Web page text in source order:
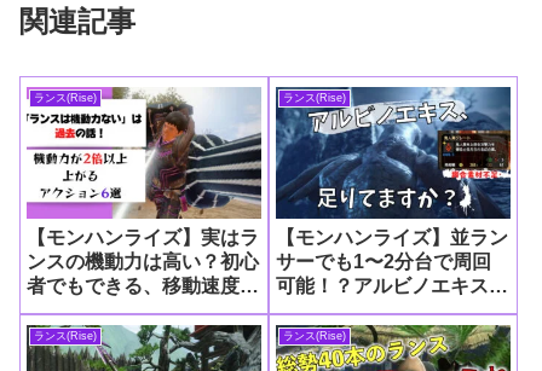
関連記事
ランス(Rise)
【モンハンライズ】実はラ
ンスの機動力は高い？初心
者でもできる、移動速度の
遅さを手軽に補えるアクシ
ョン6選
ランス(Rise)
【モンハンライズ】並ラン
サーでも1〜2分台で周回
可能！？アルビノエキス集
めのために組んだ、耳栓あ
りの対フルフル用装備が快
適すぎた
ランス(Rise) ランス(Rise)